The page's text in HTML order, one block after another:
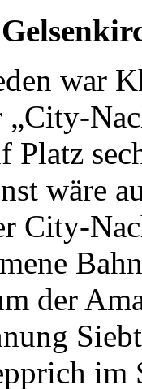
war
„City-
Platz
wäre
City-
der
im